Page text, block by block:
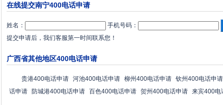
在线提交南宁400电话申请
姓名：
手机号码：
提交申请后，我们客服第一时间联系您！
广西省其他地区400电话申请
贵港400电话申请 河池400电话申请 柳州400电话申请 钦州400电话申请
话申请
防城港400电话申请 百色400电话申请 贺州400电话申请 来宾400电